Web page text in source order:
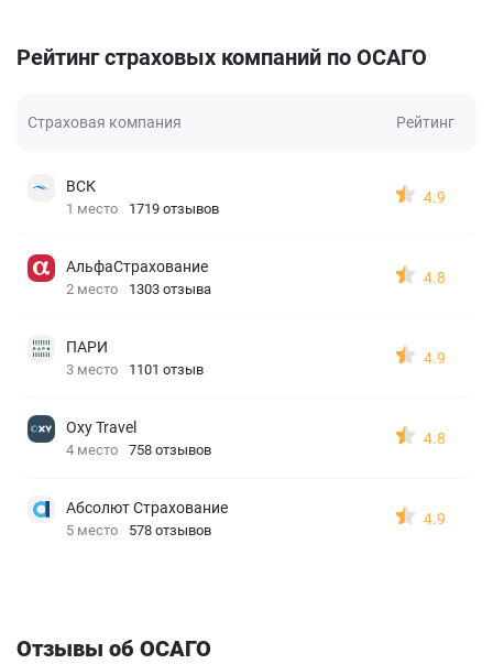
Рейтинг страховых компаний по ОСАГО
Страховая компания Рейтинг
ВСК
1 место 1719 отзывов
4.9
АльфаСтрахование
2 место 1303 отзыва
4.8
ПАРИ
3 место 1101 отзыв
4.9
Oxy Travel
4 место 758 отзывов
4.8
Абсолют Страхование
5 место 578 отзывов
4.9
Отзывы об ОСАГО